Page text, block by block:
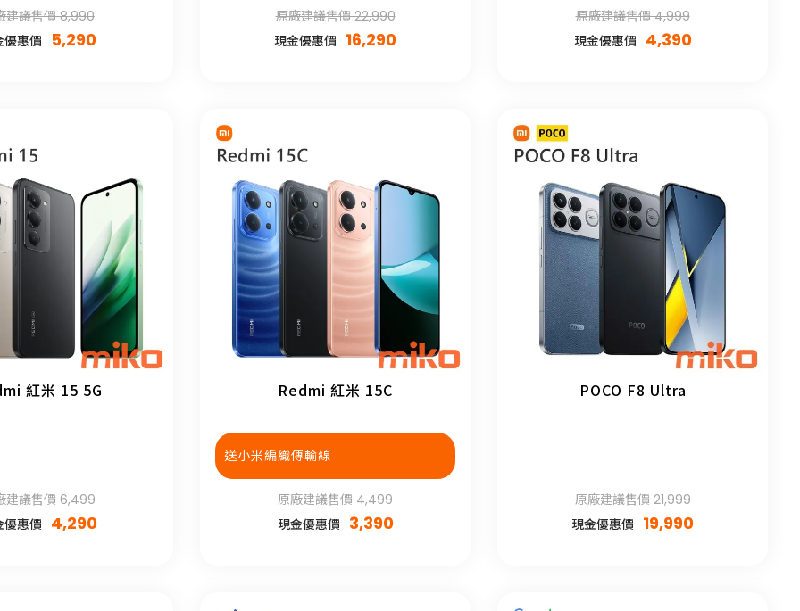
建議售價 8,990
優惠價
5,290
原廠建議售價 22,990
現金優惠價 16,290
原廠建議售價 4,999
現金優惠價 4,390
紅米 15 5G
建議售價 6,499
優惠價 4,290
Redmi 紅米 15C
送小米編織傳輸線
原廠建議售價 4,499
現金優惠價 3,390
POCO F8 Ultra
原廠建議售價 21,999
現金優惠價 19,990